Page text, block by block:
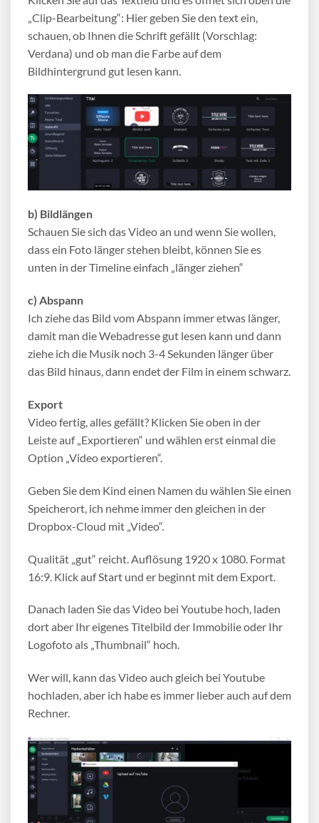
„Clip-Bearbeitung“: Hier geben Sie den text ein,
schauen, ob Ihnen die Schrift gefällt (Vorschlag:
Verdana) und ob man die Farbe auf dem
Bildhintergrund gut lesen kann.
b) Bildlängen
Schauen Sie sich das Video an und wenn Sie wollen,
dass ein Foto länger stehen bleibt, können Sie es
unten in der Timeline einfach „länger ziehen“
c) Abspann
Ich ziehe das Bild vom Abspann immer etwas länger,
damit man die Webadresse gut lesen kann und dann
ziehe ich die Musik noch 3-4 Sekunden länger über
das Bild hinaus, dann endet der Film in einem schwarz.
Export
Video fertig, alles gefällt? Klicken Sie oben in der
Leiste auf „Exportieren“ und wählen erst einmal die
Option „Video exportieren“.
Geben Sie dem Kind einen Namen du wählen Sie einen
Speicherort, ich nehme immer den gleichen in der
Dropbox-Cloud mit „Video“.
Qualität „gut“ reicht. Auflösung 1920 x 1080. Format
16:9. Klick auf Start und er beginnt mit dem Export.
Danach laden Sie das Video bei Youtube hoch, laden
dort aber Ihr eigenes Titelbild der Immobilie oder Ihr
Logofoto als „Thumbnail“ hoch.
Wer will, kann das Video auch gleich bei Youtube
hochladen, aber ich habe es immer lieber auch auf dem
Rechner.